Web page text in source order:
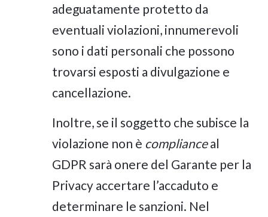
adeguatamente protetto da
eventuali violazioni, innumerevoli
sono i dati personali che possono
trovarsi esposti a divulgazione e
cancellazione.
Inoltre, se il soggetto che subisce la
violazione non è complianceal
GDPR sarà onere del Garante per la
Privacy accertare l’accaduto e
determinare le sanzioni. Nel